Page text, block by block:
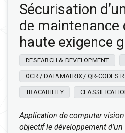
Sécurisation
de maintenance
haute exigence
RESEARCH & DEVELOPMENT
OCR / DATAMATRIX / QR-CODES
TRACABILITY
Application de computer vision
objectif le développement